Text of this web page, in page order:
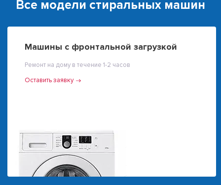
Все модели стиральных машин
Машины с фронтальной загрузкой
Ремонт на дому в течение 1-2 часов
Оставить заявку